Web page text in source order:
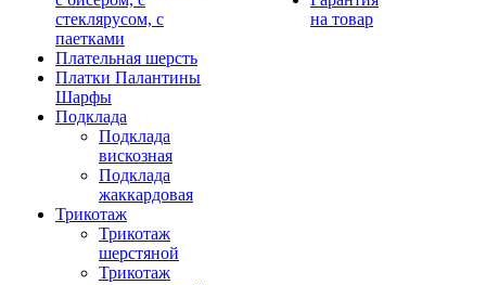
стеклярусом, с
паетками
Плательная шерсть
Платки Палантины
Шарфы
Подклада
Подклада
вискозная
Подклада
жаккардовая
Трикотаж
Трикотаж
шерстяной
Трикотаж
на товар